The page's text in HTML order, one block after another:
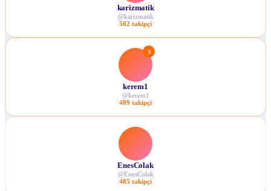
karizmatik
@karizmatik
502 takipçi
3
kerem1
@kerem1
489 takipçi
EnesColak
@EnesColak
485 takipçi